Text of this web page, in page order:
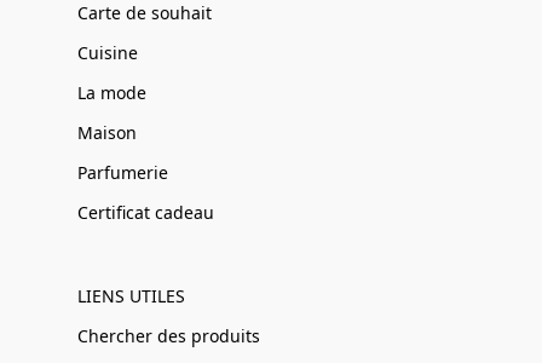
Carte de souhait
Cuisine
La mode
Maison
Parfumerie
Certificat cadeau
LIENS UTILES
Chercher des produits